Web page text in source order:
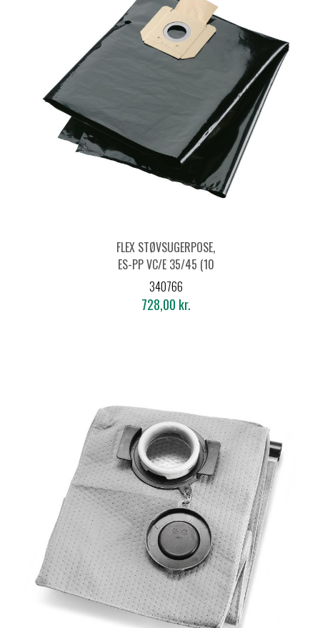
FLEX STØVSUGERPOSE,
ES-PP VC/E 35/45 (10
STK.)
340766
728,00 kr.